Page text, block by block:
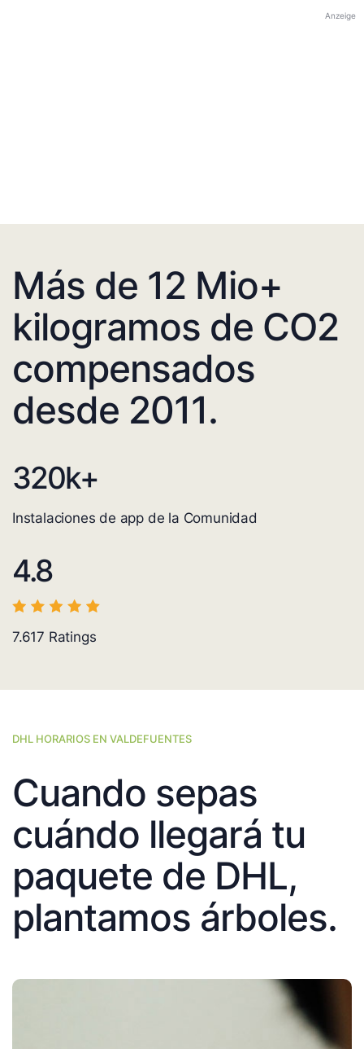
Anzeige
Más de 12 Mio+
kilogramos de CO2
compensados
desde 2011.
320k+
Instalaciones de app de la Comunidad
4.8
7.617 Ratings
DHL HORARIOS EN VALDEFUENTES
Cuando sepas
cuándo llegará tu
paquete de DHL,
plantamos árboles.